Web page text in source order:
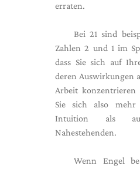
erraten.
Bei 21 sind
Zahlen 2 und 1 im
dass Sie sich auf
deren Auswirkungen
Arbeit konzentrieren
Sie sich also
Intuition als
Nahestehenden.
Wenn Engel